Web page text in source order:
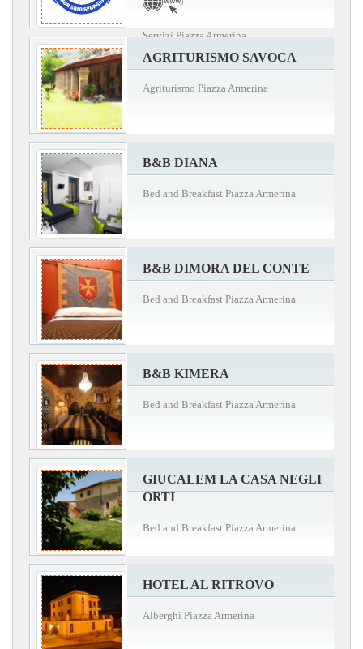
Servizi Piazza Armerina
AGRITURISMO SAVOCA
Agriturismo Piazza Armerina
B&B DIANA
Bed and Breakfast Piazza Armerina
B&B DIMORA DEL CONTE
Bed and Breakfast Piazza Armerina
B&B KIMERA
Bed and Breakfast Piazza Armerina
GIUCALEM LA CASA NEGLI
ORTI
Bed and Breakfast Piazza Armerina
HOTEL AL RITROVO
Alberghi Piazza Armerina